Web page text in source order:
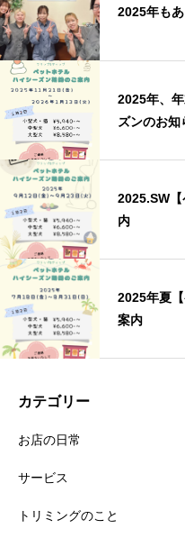
2025年も
2025年、
ズンのお知
2025.SW
内
2025年夏
案内
カテゴリー
お店の日常
サービス
トリミングのこと